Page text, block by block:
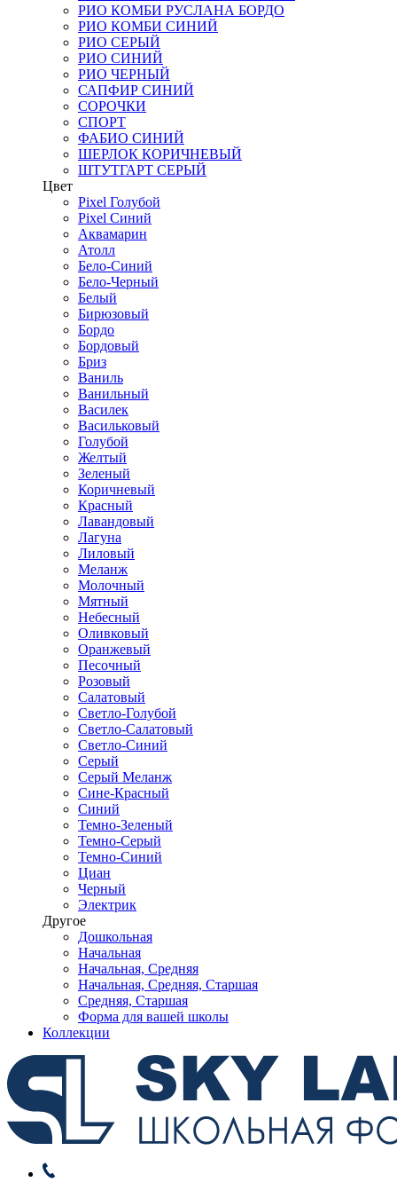
РИО КОМБИ РУСЛАНА БОРДО
РИО КОМБИ СИНИЙ
РИО СЕРЫЙ
РИО СИНИЙ
РИО ЧЕРНЫЙ
САПФИР СИНИЙ
СОРОЧКИ
СПОРТ
ФАБИО СИНИЙ
ШЕРЛОК КОРИЧНЕВЫЙ
ШТУТГАРТ СЕРЫЙ
Цвет
Pixel Голубой
Pixel Синий
Аквамарин
Атолл
Бело-Синий
Бело-Черный
Белый
Бирюзовый
Бордо
Бордовый
Бриз
Ваниль
Ванильный
Василек
Васильковый
Голубой
Желтый
Зеленый
Коричневый
Красный
Лавандовый
Лагуна
Лиловый
Меланж
Молочный
Мятный
Небесный
Оливковый
Оранжевый
Песочный
Розовый
Салатовый
Светло-Голубой
Светло-Салатовый
Светло-Синий
Серый
Серый Меланж
Сине-Красный
Синий
Темно-Зеленый
Темно-Серый
Темно-Синий
Циан
Черный
Электрик
Другое
Дошкольная
Начальная
Начальная, Средняя
Начальная, Средняя, Старшая
Средняя, Старшая
Форма для вашей школы
Коллекции